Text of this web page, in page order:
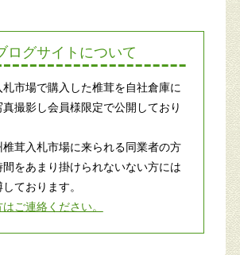
ログサイトについて
市場で購入した椎茸を自社倉庫に
撮影し会員様限定で公開しており
茸入札市場に来られる同業者の方
をあまり掛けられないない方には
ております。
ご連絡ください。